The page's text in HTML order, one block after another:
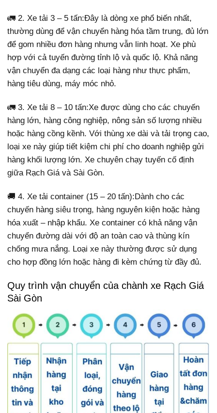
🚛 2. Xe tải 3 – 5 tấn:Đây là dòng xe phổ biến nhất,
thường dùng để vận chuyển hàng hóa tầm trung, đủ lớn
để gom nhiều đơn hàng nhưng vẫn linh hoạt. Xe phù
hợp với cả tuyến đường tỉnh lộ và quốc lộ. Khả năng
vận chuyển đa dạng các loại hàng như thực phẩm,
hàng tiêu dùng, máy móc nhỏ.
🚛 3. Xe tải 8 – 10 tấn:Xe được dùng cho các chuyến
hàng lớn, hàng công nghiệp, nông sản số lượng nhiều
hoặc hàng cồng kềnh. Với thùng xe dài và tải trọng cao,
loại xe này giúp tiết kiệm chi phí cho doanh nghiệp gửi
hàng khối lượng lớn. Xe chuyên chạy tuyến cố định
giữa Rạch Giá và Sài Gòn.
🚚 4. Xe tải container (15 – 20 tấn):Dành cho các
chuyến hàng siêu trọng, hàng nguyên kiện hoặc hàng
hóa xuất – nhập khẩu. Xe container có khả năng vận
chuyển đường dài với độ an toàn cao và thùng kín
chống mưa nắng. Loại xe này thường được sử dụng
cho hợp đồng lớn hoặc hàng đi kèm chứng từ đầy đủ.
Quy trình vận chuyển của chành xe Rạch Giá
Sài Gòn